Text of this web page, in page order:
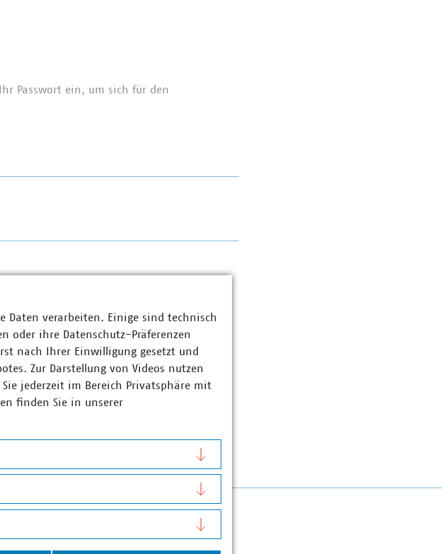
Passwort ein, um sich für den
Daten verarbeiten. Einige sind technisch
oder ihre Datenschutz-Präferenzen
nach Ihrer Einwilligung gesetzt und
Zur Darstellung von Videos nutzen
jederzeit im Bereich Privatsphäre mit
finden Sie in unserer